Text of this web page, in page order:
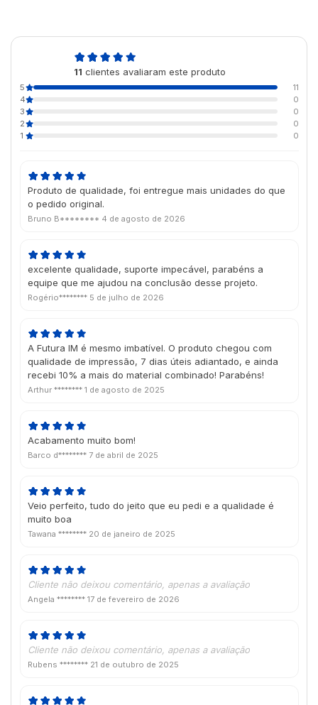
11 clientes avaliaram este produto
5
11
4
0
3
0
2
0
1
0
Produto de qualidade, foi entregue mais unidades do que
o pedido original.
Bruno B******** 4 de agosto de 2026
excelente qualidade, suporte impecável, parabéns a
equipe que me ajudou na conclusão desse projeto.
Rogério******** 5 de julho de 2026
A Futura IM é mesmo imbatível. O produto chegou com
qualidade de impressão, 7 dias úteis adiantado, e ainda
recebi 10% a mais do material combinado! Parabéns!
Arthur ******** 1 de agosto de 2025
Acabamento muito bom!
Barco d******** 7 de abril de 2025
Veio perfeito, tudo do jeito que eu pedi e a qualidade é
muito boa
Tawana ******** 20 de janeiro de 2025
Cliente não deixou comentário, apenas a avaliação
Angela ******** 17 de fevereiro de 2026
Cliente não deixou comentário, apenas a avaliação
Rubens ******** 21 de outubro de 2025